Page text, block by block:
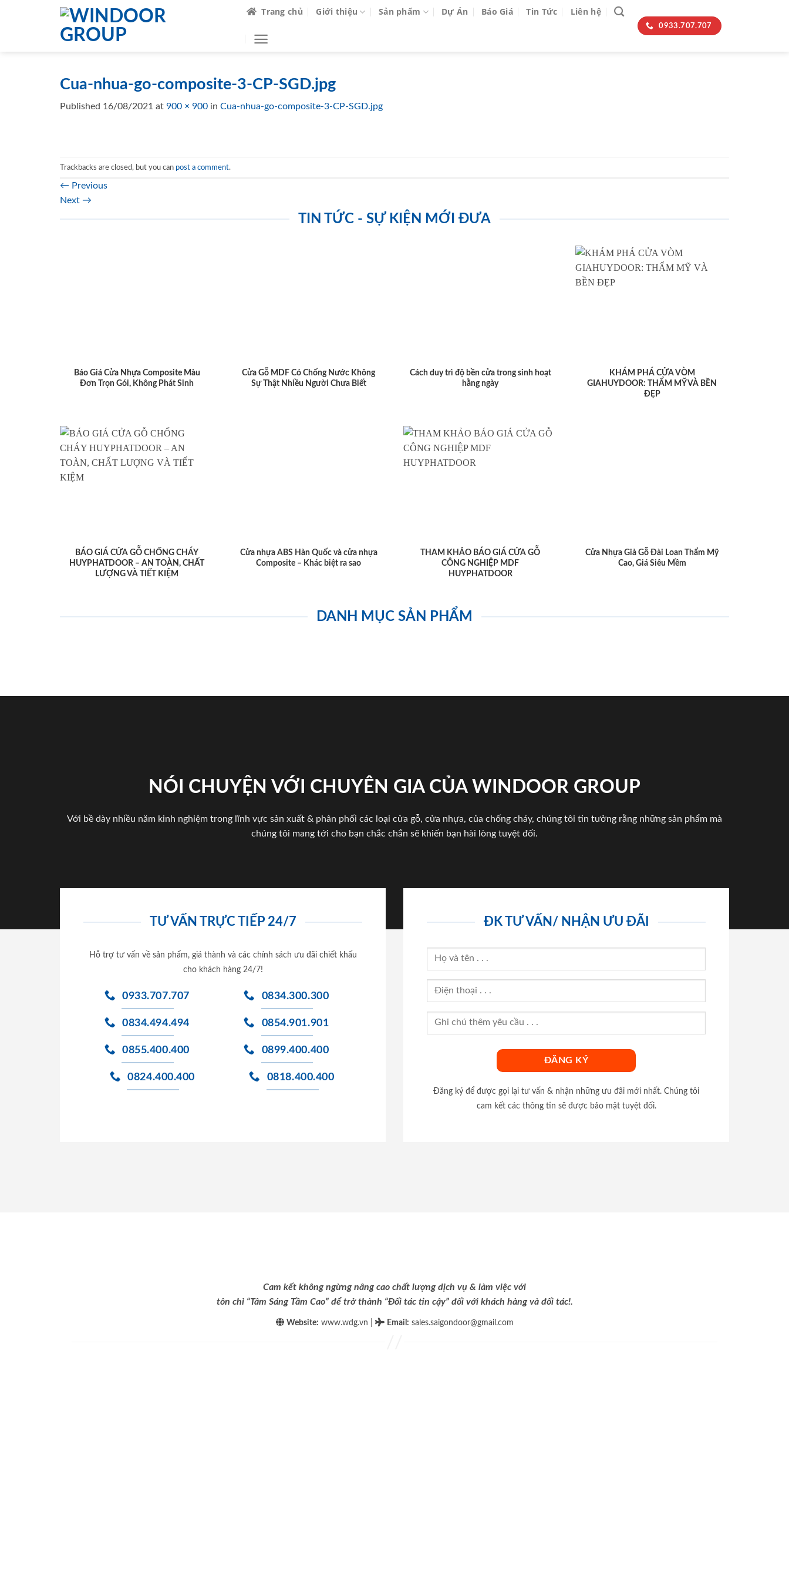
Trang chủ Giới thiệu Sản phẩm Dự Án Báo Giá Tin Tức Liên hệ
0933.707.707
Cua-nhua-go-composite-3-CP-SGD.jpg
Published 16/08/2021 at 900 × 900 in Cua-nhua-go-composite-3-CP-SGD.jpg
Trackbacks are closed, but you can post a comment.
← Previous
Next →
TIN TỨC - SỰ KIỆN MỚI ĐƯA
Báo Giá Cửa Nhựa Composite Màu
Đơn Trọn Gói, Không Phát Sinh
Cửa Gỗ MDF Có Chống Nước Không
Sự Thật Nhiều Người Chưa Biết
Cách duy trì độ bền cửa trong sinh hoạt
hằng ngày
KHÁM PHÁ CỬA VÒM
GIAHUYDOOR: THẨM MỸ VÀ BỀN
ĐẸP
BÁO GIÁ CỬA GỖ CHỐNG CHÁY
HUYPHATDOOR – AN TOÀN, CHẤT
LƯỢNG VÀ TIẾT KIỆM
Cửa nhựa ABS Hàn Quốc và cửa nhựa
Composite – Khác biệt ra sao
THAM KHẢO BÁO GIÁ CỬA GỖ
CÔNG NGHIỆP MDF
HUYPHATDOOR
Cửa Nhựa Giả Gỗ Đài Loan Thẩm Mỹ
Cao, Giá Siêu Mềm
DANH MỤC SẢN PHẨM
NÓI CHUYỆN VỚI CHUYÊN GIA CỦA WINDOOR GROUP
Với bề dày nhiều năm kinh nghiệm trong lĩnh vực sản xuất & phân phối các loại cửa gỗ, cửa nhựa, của chống cháy, chúng tôi tin tưởng rằng những sản phẩm mà
chúng tôi mang tới cho bạn chắc chắn sẽ khiến bạn hài lòng tuyệt đối.
TƯ VẤN TRỰC TIẾP 24/7
Hỗ trợ tư vấn về sản phẩm, giá thành và các chính sách ưu đãi chiết khấu
cho khách hàng 24/7!
0933.707.707
0834.494.494
0855.400.400
0824.400.400
0834.300.300
0854.901.901
0899.400.400
0818.400.400
ĐK TƯ VẤN/ NHẬN ƯU ĐÃI
Đăng ký để được gọi lại tư vấn & nhận những ưu đãi mới nhất. Chúng tôi
cam kết các thông tin sẽ được bảo mật tuyệt đối.
Cam kết không ngừng nâng cao chất lượng dịch vụ & làm việc với
tôn chỉ “Tâm Sáng Tầm Cao” để trở thành “Đối tác tin cậy” đối với khách hàng và đối tác!.
Website: www.wdg.vn Email : sales.saigondoor@gmail.com